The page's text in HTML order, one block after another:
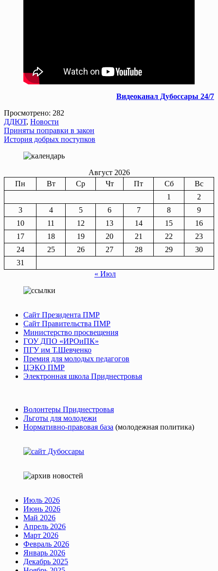
Видеоканал Дубоссары 24/7
Просмотрено: 282
ДДЮТ, Новости
Навигация
по
записям
Приняты поправки в закон
История добрых поступков
Август 2026
Пн
Вт Ср Чт Пт Сб
Вс
1
2
3
4 5 6 7 8
9
10
11 12 13 14 15
16
17
18 19 20 21 22
23
24
25 26 27 28 29
30
31
« Июл
Сайт Президента ПМР
Сайт Правительства ПМР
Министерство просвещения
ГОУ ДПО «ИРОиПК»
ПГУ им Т.Шевченко
Премия для молодых педагогов
ЦЭКО ПМР
Электронная школа Приднестровья
Волонтеры Приднестровья
Льготы для молодежи
Нормативно-правовая база (молодежная политика)
Июль 2026
Июнь 2026
Май 2026
Апрель 2026
Март 2026
Февраль 2026
Январь 2026
Декабрь 2025